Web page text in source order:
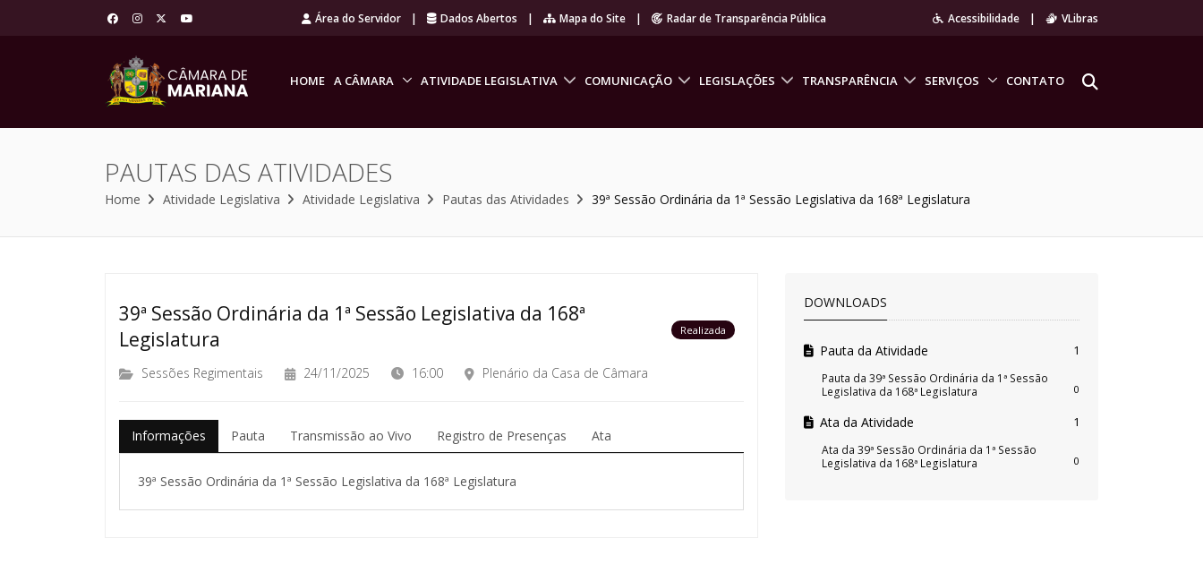
Área do Servidor | Dados Abertos | Mapa do Site | Radar de Transparência Pública Acessibilidade | VLibras
HOME A CÂMARA ATIVIDADE LEGISLATIVA COMUNICAÇÃO LEGISLAÇÕES TRANSPARÊNCIA SERVIÇOS CONTATO
PAUTAS DAS ATIVIDADES
Home Atividade Legislativa Atividade Legislativa Pautas das Atividades 39ª Sessão Ordinária da 1ª Sessão Legislativa da 168ª Legislatura
39ª Sessão Ordinária da 1ª Sessão Legislativa da 168ª
Legislatura
Realizada
Sessões Regimentais 24/11/2025 16:00 Plenário da Casa de Câmara
Informações Pauta Transmissão ao Vivo Registro de Presenças Ata
39ª Sessão Ordinária da 1ª Sessão Legislativa da 168ª Legislatura
DOWNLOADS
Pauta da Atividade 1
Pauta da 39ª Sessão Ordinária da 1ª Sessão
Legislativa da 168ª Legislatura
0
Ata da Atividade 1
Ata da 39ª Sessão Ordinária da 1ª Sessão
Legislativa da 168ª Legislatura
0